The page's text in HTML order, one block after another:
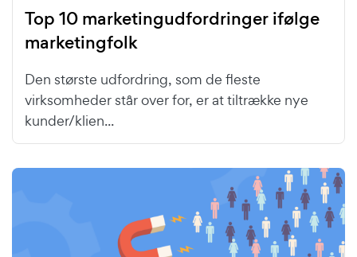
Top 10 marketingudfordringer ifølge
marketingfolk
Den største udfordring, som de fleste
virksomheder står over for, er at tiltrække nye
kunder/klien...